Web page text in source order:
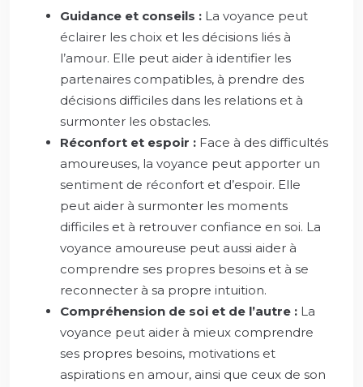
Guidance et conseils : La voyance peut
éclairer les choix et les décisions liés à
l’amour. Elle peut aider à identifier les
partenaires compatibles, à prendre des
décisions difficiles dans les relations et à
surmonter les obstacles.
Réconfort et espoir : Face à des difficultés
amoureuses, la voyance peut apporter un
sentiment de réconfort et d’espoir. Elle
peut aider à surmonter les moments
difficiles et à retrouver confiance en soi. La
voyance amoureuse peut aussi aider à
comprendre ses propres besoins et à se
reconnecter à sa propre intuition.
Compréhension de soi et de l’autre : La
voyance peut aider à mieux comprendre
ses propres besoins, motivations et
aspirations en amour, ainsi que ceux de son